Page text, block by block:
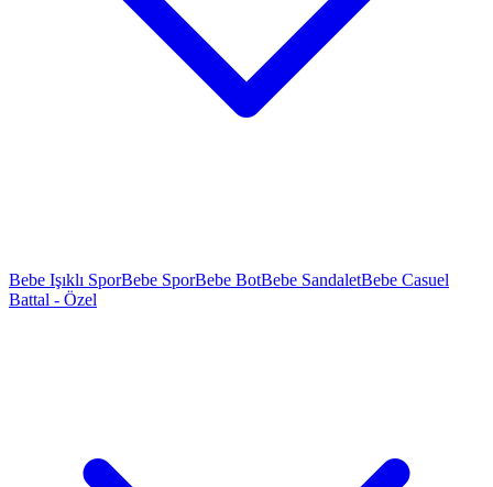
Bebe Işıklı SporBebe SporBebe BotBebe SandaletBebe Casuel
Battal - Özel